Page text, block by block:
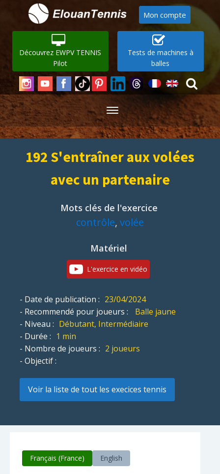
Mon compte
Découvrez EWPV TENNIS
Pilot
Tests de machines à
balles
192 S'entraîner aux volées
avec un partenaire
Mots clés de l'exercice
contrôle, volée
Matériel
L'exercice en vidéo
- Date de publication : 23/04/2024
- Recommendé pour joueurs :
Balle jaune
- Niveau : Débutant, Intermédiaire
- Durée : 1 min
- Nombre de joueurs : 2 joueurs
- Objectif :
Voir la liste de tout les execices tennis
Français (France) English